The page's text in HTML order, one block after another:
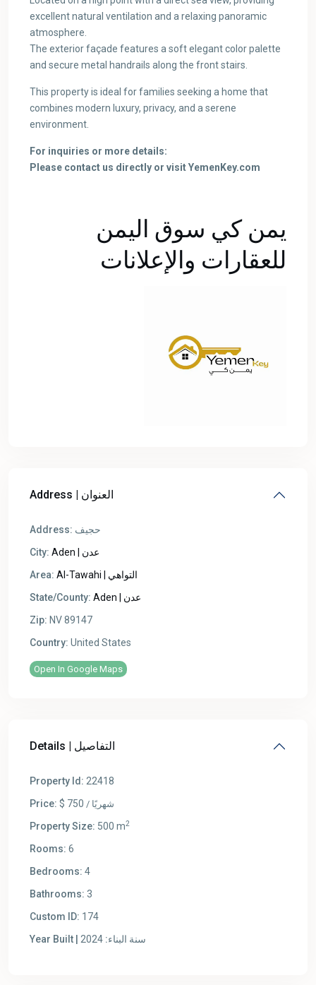
excellent natural ventilation and a relaxing panoramic
atmosphere.
The exterior façade features a soft elegant color palette
and secure metal handrails along the front stairs.
This property is ideal for families seeking a home that
combines modern luxury, privacy, and a serene
environment.
For inquiries or more details:
Please contact us directly or visit YemenKey.com
يمن كي سوق اليمن
للعقارات والإعلانات
Address | العنوان
Address: حجيف
City:
Aden | عدن
Area:
Al-Tawahi | التواهي
State/County:
Aden | عدن
Zip: NV 89147
Country: United States
Open In Google Maps
Details | التفاصيل
Property Id: 22418
Price: $ 750 / شهريًا
Property Size: 500 m2
Rooms: 6
Bedrooms: 4
Bathrooms: 3
Custom ID: 174
Year Built | سنة البناء: